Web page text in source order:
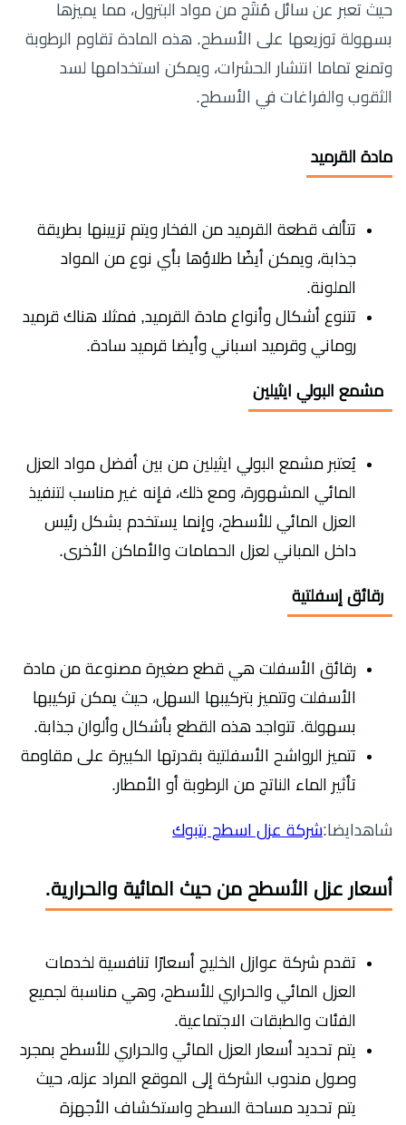
حيث تعبر عن سائل مُنتَج من مواد البترول، مما يميزها
بسهولة توزيعها على الأسطح. هذه المادة تقاوم الرطوبة
وتمنع تماما انتشار الحشرات، ويمكن استخدامها لسد
الثقوب والفراغات في الأسطح.
مادة القرميد
تتألف قطعة القرميد من الفخار ويتم تزيينها بطريقة
جذابة، ويمكن أيضًا طلاؤها بأي نوع من المواد
الملونة.
تتنوع أشكال وأنواع مادة القرميد, فمثلا هناك قرميد
روماني وقرميد اسباني وأيضا قرميد سادة.
مشمع البولي ايثيلين
يُعتبر مشمع البولي ايثيلين من بين أفضل مواد العزل
المائي المشهورة، ومع ذلك، فإنه غير مناسب لتنفيذ
العزل المائي للأسطح، وإنما يستخدم بشكل رئيس
داخل المباني لعزل الحمامات والأماكن الأخرى.
رقائق إسفلتية
رقائق الأسفلت هي قطع صغيرة مصنوعة من مادة
الأسفلت وتتميز بتركيبها السهل، حيث يمكن تركيبها
بسهولة. تتواجد هذه القطع بأشكال وألوان جذابة.
تتميز الرواشح الأسفلتية بقدرتها الكبيرة على مقاومة
تأثير الماء الناتج من الرطوبة أو الأمطار.
شاهدايضا:شركة عزل اسطح بتبوك
أسعار عزل الأسطح من حيث المائية والحرارية.
تقدم شركة عوازل الخليج أسعارًا تنافسية لخدمات
العزل المائي والحراري للأسطح، وهي مناسبة لجميع
الفئات والطبقات الاجتماعية.
يتم تحديد أسعار العزل المائي والحراري للأسطح بمجرد
وصول مندوب الشركة إلى الموقع المراد عزله، حيث
يتم تحديد مساحة السطح واستكشاف الأجهزة